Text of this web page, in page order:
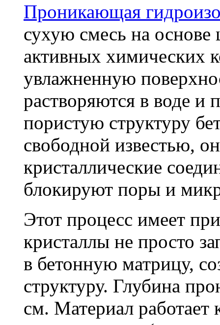
Проникающая
сухую смесь на основе
активных химических
увлажненную
растворяются в воде и
пористую структуру
свободной известью,
кристаллические
блокируют поры и
Этот процесс имеет
кристаллы не просто
в бетонную матрицу,
структуру. Глубина
см. Материал работает